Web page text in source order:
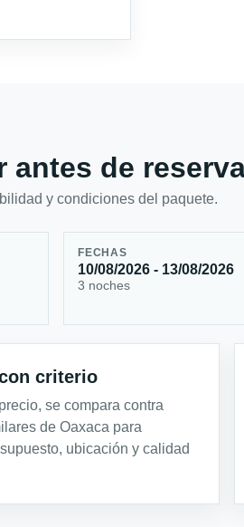
antes de
y condiciones del paquete.
FECHAS
10/08/2026 - 13/08/2026
3 noches
criterio
se compara contra
de Oaxaca para
ubicación y calidad